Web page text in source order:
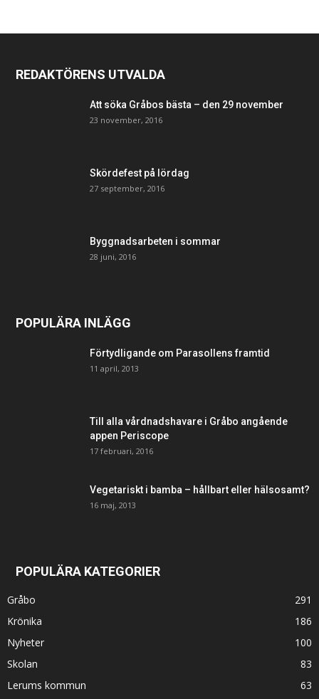
REDAKTÖRENS UTVALDA
Att söka Gråbos bästa – den 29 november
23 november, 2016
Skördefest på lördag
27 september, 2016
Byggnadsarbeten i sommar
28 juni, 2016
POPULÄRA INLÄGG
Förtydligande om Parasollens framtid
11 april, 2013
Till alla vårdnadshavare i Gråbo angående
appen Periscope
17 februari, 2016
Vegetariskt i bamba – hållbart eller hälsosamt?
16 maj, 2013
POPULÄRA KATEGORIER
Gråbo
291
Krönika
186
Nyheter
100
Skolan
83
Lerums kommun
63